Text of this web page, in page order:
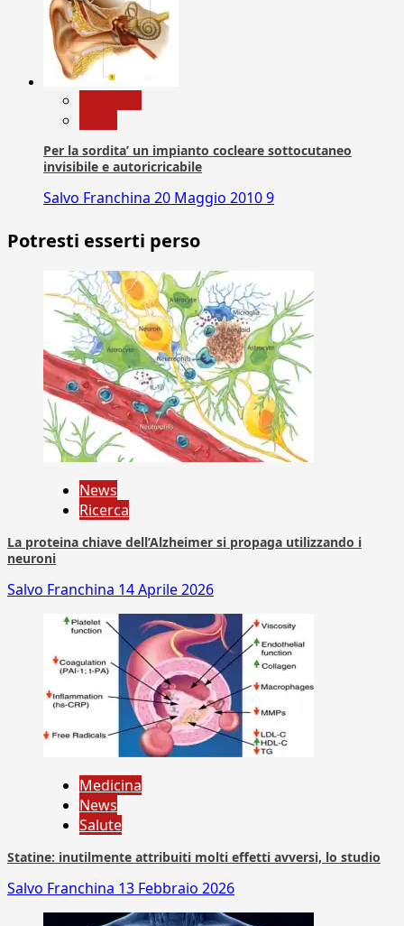
Per la sordita’ un impianto cocleare sottocutaneo
invisibile e autoricricabile
Salvo Franchina 20 Maggio 20109
Potresti esserti perso
News
Ricerca
La proteina chiave dell’Alzheimer si propaga utilizzando i
neuroni
Salvo Franchina 14 Aprile 2026
Medicina
News
Salute
Statine: inutilmente attribuiti molti effetti avversi, lo studio
Salvo Franchina 13 Febbraio 2026